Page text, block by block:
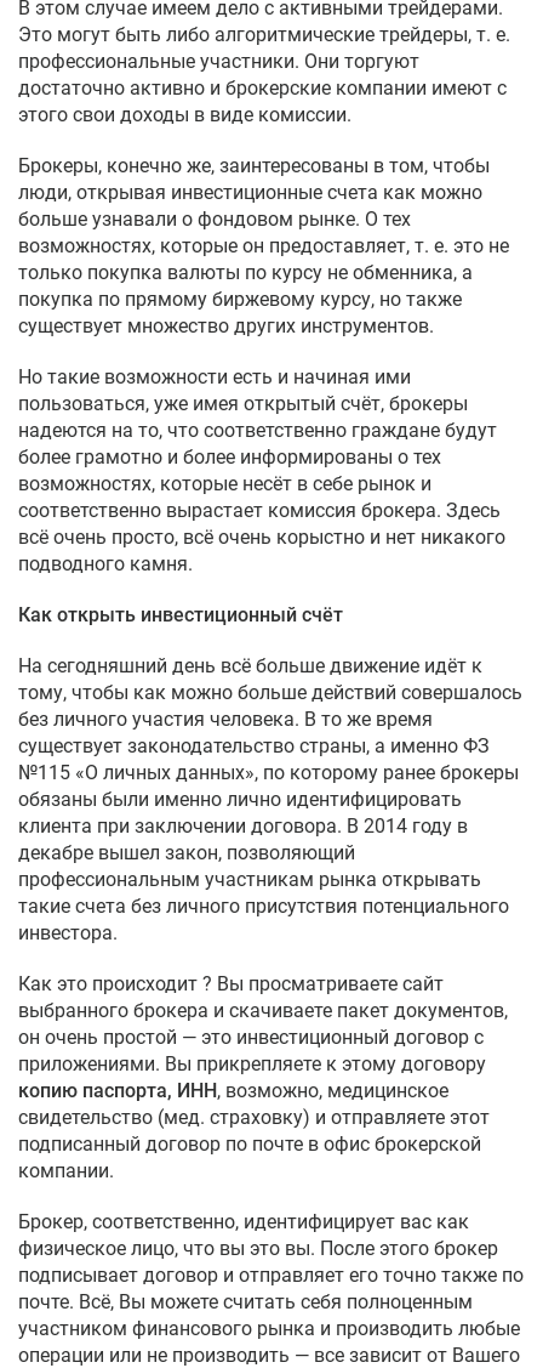
В этом случае имеем дело с активными трейдерами.
Это могут быть либо алгоритмические трейдеры, т. е.
профессиональные участники. Они торгуют
достаточно активно и брокерские компании имеют с
этого свои доходы в виде комиссии.
Брокеры, конечно же, заинтересованы в том, чтобы
люди, открывая инвестиционные счета как можно
больше узнавали о фондовом рынке. О тех
возможностях, которые он предоставляет, т. е. это не
только покупка валюты по курсу не обменника, а
покупка по прямому биржевому курсу, но также
существует множество других инструментов.
Но такие возможности есть и начиная ими
пользоваться, уже имея открытый счёт, брокеры
надеются на то, что соответственно граждане будут
более грамотно и более информированы о тех
возможностях, которые несёт в себе рынок и
соответственно вырастает комиссия брокера. Здесь
всё очень просто, всё очень корыстно и нет никакого
подводного камня.
Как открыть инвестиционный счёт
На сегодняшний день всё больше движение идёт к
тому, чтобы как можно больше действий совершалось
без личного участия человека. В то же время
существует законодательство страны, а именно ФЗ
№115 «О личных данных», по которому ранее брокеры
обязаны были именно лично идентифицировать
клиента при заключении договора. В 2014 году в
декабре вышел закон, позволяющий
профессиональным участникам рынка открывать
такие счета без личного присутствия потенциального
инвестора.
Как это происходит ? Вы просматриваете сайт
выбранного брокера и скачиваете пакет документов,
он очень простой — это инвестиционный договор с
приложениями. Вы прикрепляете к этому договору
копию паспорта, ИНН, возможно, медицинское
свидетельство (мед. страховку) и отправляете этот
подписанный договор по почте в офис брокерской
компании.
Брокер, соответственно, идентифицирует вас как
физическое лицо, что вы это вы. После этого брокер
подписывает договор и отправляет его точно также по
почте. Всё, Вы можете считать себя полноценным
участником финансового рынка и производить любые
операции или не производить — все зависит от Вашего